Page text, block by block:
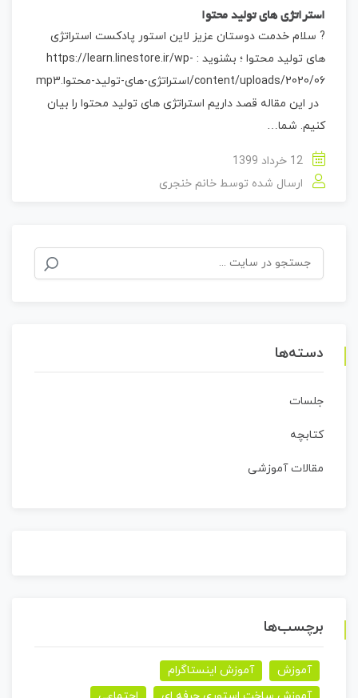
استراتژی های تولید محتوا
? سلام خدمت دوستان عزیز لاین استور پادکست استراتژی
های تولید محتوا ؛ بشنوید : https://learn.linestore.ir/wp-
content/uploads/2020/06/استراتژی-های-تولید-محتوا.mp3
در این مقاله قصد داریم استراتژی های تولید محتوا را بیان
کنیم. شما…
ارسال شده توسط خانم خنجری
جستجو
برای:
دسته‌ها
جلسات
کتابچه
مقالات آموزشی
برچسب‌ها
آموزش
آموزش اینستاگرام